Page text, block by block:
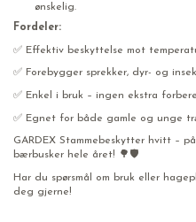
ønskelig.
Fordeler:
✅ Effektiv beskyttelse mot
✅ Forebygger sprekker, dyr- og
✅ Enkel i bruk – ingen ekstra
✅ Egnet for både gamle og unge
GARDEX Stammebeskytter hvitt –
bærbusker hele året! 🌳🛡️
Har du spørsmål om bruk eller
deg gjerne!